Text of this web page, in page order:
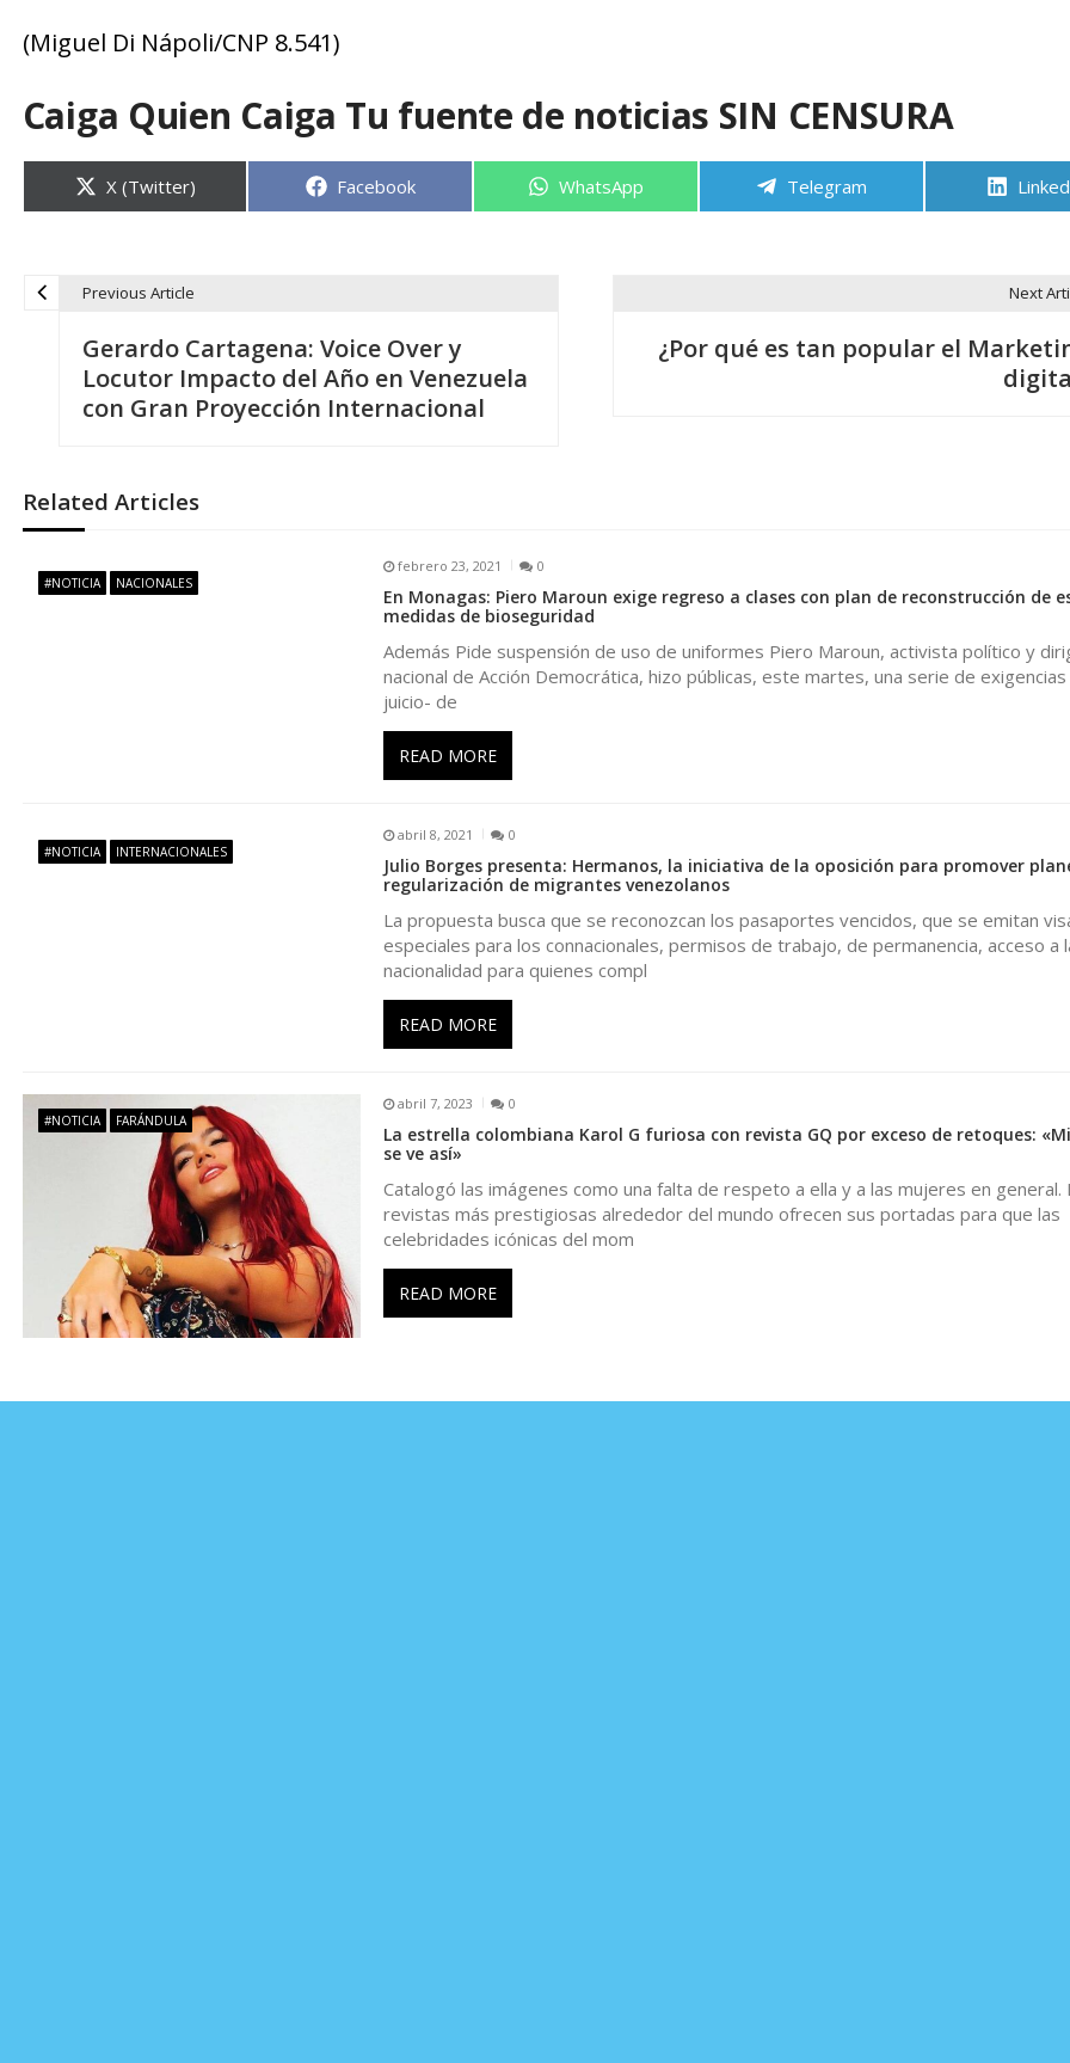
(Miguel Di Nápoli/CNP 8.541)
Caiga Quien Caiga Tu fuente de noticias SIN CENSURA
Compartir
en
X (Twitter) Compartir
Facebook Compartir
WhatsApp Compartir
Telegram
e
g
n
n
d
a
Previous Article
Gerardo Cartagena: Voice Over y
Locutor Impacto del Año en Venezuela
con Gran Proyección Internacional
Next
¿Por qué es tan popular el
Related Articles
#NOTICIA NACIONALES
febrero 23, 2021 0
En Monagas: Piero Maroun exige regreso a clases con plan de reconstrucción de
medidas de bioseguridad
Además Pide suspensión de uso de uniformes Piero Maroun, activista político y
nacional de Acción Democrática, hizo públicas, este martes, una serie de
juicio- de
READ MORE
#NOTICIA INTERNACIONALES
abril 8, 2021 0
Julio Borges presenta: Hermanos, la iniciativa de la oposición para promover
regularización de migrantes venezolanos
La propuesta busca que se reconozcan los pasaportes vencidos, que se emitan
especiales para los connacionales, permisos de trabajo, de permanencia, acceso a
nacionalidad para quienes compl
READ MORE
#NOTICIA FARÁNDULA
abril 7, 2023 0
La estrella colombiana Karol G furiosa con revista GQ por exceso de retoques:
se ve así»
Catalogó las imágenes como una falta de respeto a ella y a las mujeres en general.
revistas más prestigiosas alrededor del mundo ofrecen sus portadas para que las
celebridades icónicas del mom
READ MORE